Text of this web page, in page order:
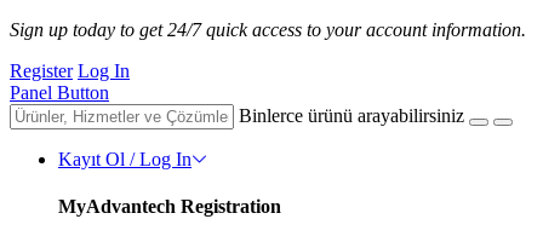
Sign up today to get 24/7 quick access to your account information.
Register Log In
Panel Button
Binlerce ürünü arayabilirsiniz
Kayıt Ol / Log In
MyAdvantech Registration